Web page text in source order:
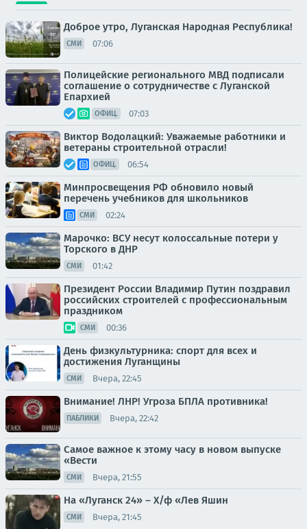
Доброе утро, Луганская Народная Республика!
СМИ 07:06
Полицейские регионального МВД подписали
соглашение о сотрудничестве с Луганской
Епархией
ОФИЦ. 07:03
Виктор Водолацкий: Уважаемые работники и
ветераны строительной отрасли!
ОФИЦ. 06:54
Минпросвещения РФ обновило новый
перечень учебников для школьников
СМИ 02:24
Марочко: ВСУ несут колоссальные потери у
Торского в ДНР
СМИ 01:42
Президент России Владимир Путин поздравил
российских строителей с профессиональным
праздником
СМИ 00:36
День физкультурника: спорт для всех и
достижения Луганщины
СМИ Вчера, 22:45
Внимание! ЛНР! Угроза БПЛА противника!
ПАБЛИКИ Вчера, 22:42
Самое важное к этому часу в новом выпуске
«Вести
СМИ Вчера, 21:55
На «Луганск 24» – Х/ф «Лев Яшин
СМИ Вчера, 21:45